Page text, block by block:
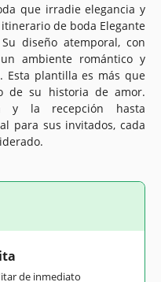
que irradie elegancia y
de boda Elegante
diseño atemporal, con
ambiente romántico y
Esta plantilla es más que
de su historia de amor.
y la recepción hasta
para sus invitados, cada
de inmediato